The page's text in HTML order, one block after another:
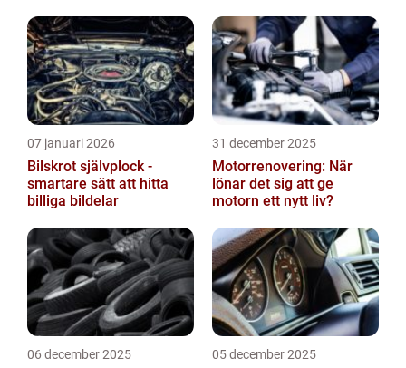
07 januari 2026
Bilskrot självplock -
smartare sätt att hitta
billiga bildelar
31 december 2025
Motorrenovering: När
lönar det sig att ge
motorn ett nytt liv?
06 december 2025 05 december 2025